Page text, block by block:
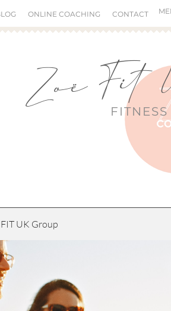
Zoë Fit
FITNESS
ONLINE COACHING CONTACT
UK Group